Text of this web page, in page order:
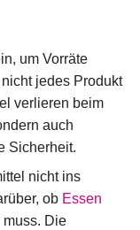
um Vorräte
jedes Produkt
verlieren beim
auch
Sicherheit.
nicht ins
ob Essen
Die